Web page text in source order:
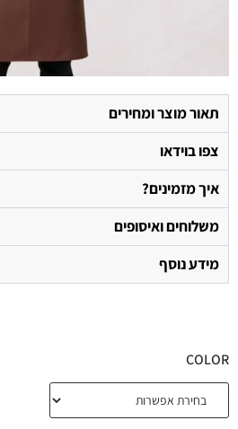
תאור מוצר ומחירים
צפו בוידאו
איך מזמינים?
משלוחים ואיסופים
מידע נוסף
COLOR